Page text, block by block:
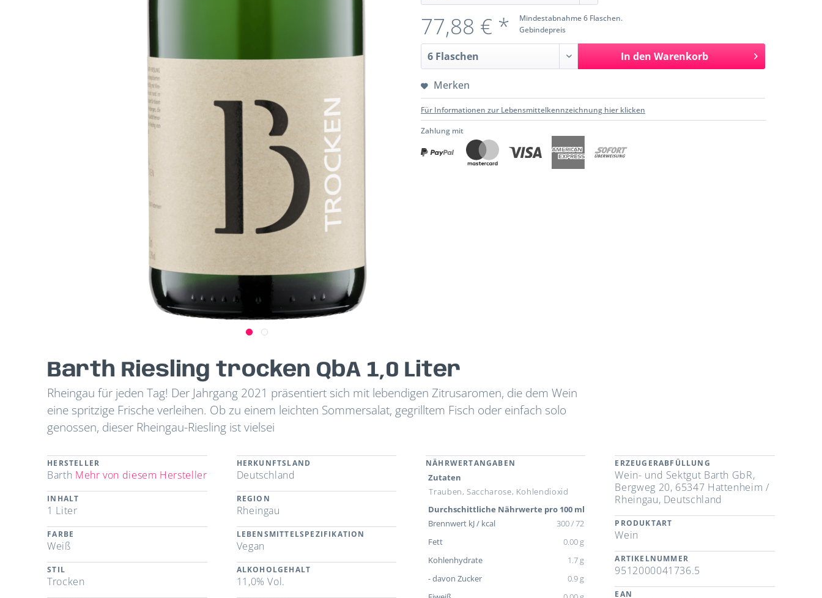
Mindestabnahme 6 Flaschen.
Gebindepreis
77,88 € *
In den Warenkorb
Merken
Für Informationen zur Lebensmittelkennzeichnung hier klicken
Zahlung mit
Barth Riesling trocken QbA 1,0 Liter
Rheingau für jeden Tag! Der Jahrgang 2021 präsentiert sich mit lebendigen Zitrusaromen, die dem Wein
eine spritzige Frische verleihen. Ob zu einem leichten Sommersalat, gegrilltem Fisch oder einfach solo
genossen, dieser Rheingau-Riesling ist vielsei
HERSTELLER
Barth Mehr von diesem Hersteller
INHALT
1 Liter
FARBE
Weiß
STIL
Trocken
HERKUNFTSLAND
Deutschland
REGION
Rheingau
LEBENSMITTELSPEZIFIKATION
Vegan
ALKOHOLGEHALT
11,0% Vol.
NÄHRWERTANGABEN
Zutaten
Trauben, Saccharose, Kohlendioxid
Durchschittliche Nährwerte pro 100 ml
Brennwert kJ / kcal
300 / 72
Fett
0.00 g
Kohlenhydrate
1.7 g
- davon Zucker
0.9 g
ERZEUGERABFÜLLUNG
Wein- und Sektgut Barth GbR,
Bergweg 20, 65347 Hattenheim /
Rheingau, Deutschland
PRODUKTART
Wein
ARTIKELNUMMER
9512000041736.5
EAN